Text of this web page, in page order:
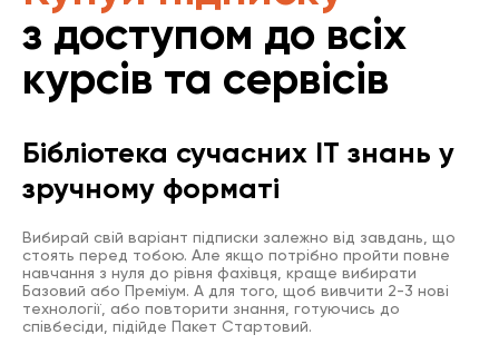
з доступом до всіх
курсів та сервісів
Бібліотека сучасних IT знань у
зручному форматі
Вибирай свій варіант підписки залежно від завдань, що
стоять перед тобою. Але якщо потрібно пройти повне
навчання з нуля до рівня фахівця, краще вибирати
Базовий або Преміум. А для того, щоб вивчити 2-3 нові
технології, або повторити знання, готуючись до
співбесіди, підійде Пакет Стартовий.